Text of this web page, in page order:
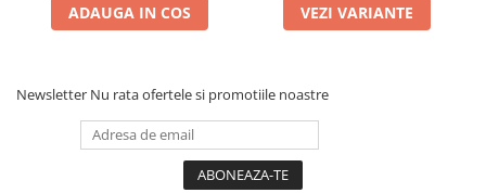
ADAUGA IN COS VEZI VARIANTE
Newsletter Nu rata ofertele si promotiile noastre